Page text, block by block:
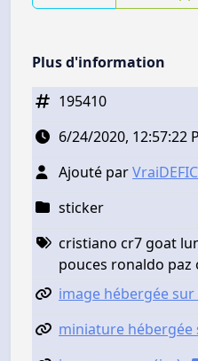
Plus d'information
195410
6/24/2020, 12:57:22
Ajouté par
sticker
cristiano cr7 goat
pouces ronaldo paz
image hébergée sur
miniature hébergée